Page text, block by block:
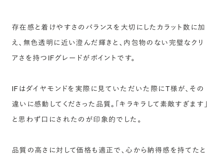
存在感と着けやすさのバランスを大切にしたカラット数に加
え、無色透明に近い澄んだ輝きと、内包物のない完璧なクリ
アさを持つIFグレードがポイントです。
IFはダイヤモンドを実際に見ていただいた際にT様が、その
違いに感動してくださった品質。「キラキラして素敵すぎます」
と思わず口にされたのが印象的でした。
品質の高さに対して価格も適正で、心から納得感を持てたと